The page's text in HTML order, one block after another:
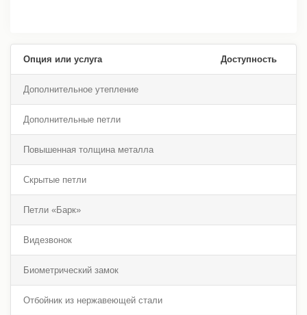
Опция или услуга Доступность
Дополнительное утепление
Дополнительные петли
Повышенная толщина металла
Скрытые петли
Петли «Барк»
Видезвонок
Биометрический замок
Отбойник из нержавеющей стали